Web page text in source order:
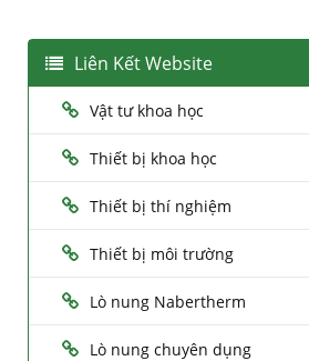
Liên Kết Website
Vật tư khoa học
Thiết bị khoa học
Thiết bị thí nghiệm
Thiết bị môi trường
Lò nung Nabertherm
Lò nung chuyên dụng